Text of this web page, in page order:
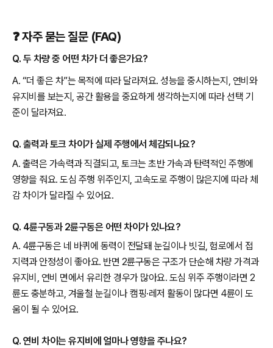
❓ 자주 묻는 질문 (FAQ)
Q. 두 차량 중 어떤 차가 더 좋은가요?
A. “더 좋은 차”는 목적에 따라 달라져요. 성능을 중시하는지, 연비와
유지비를 보는지, 공간 활용을 중요하게 생각하는지에 따라 선택 기
준이 달라져요.
Q. 출력과 토크 차이가 실제 주행에서 체감되나요?
A. 출력은 가속력과 직결되고, 토크는 초반 가속과 탄력적인 주행에
영향을 줘요. 도심 주행 위주인지, 고속도로 주행이 많은지에 따라 체
감 차이가 달라질 수 있어요.
Q. 4륜구동과 2륜구동은 어떤 차이가 있나요?
A. 4륜구동은 네 바퀴에 동력이 전달돼 눈길이나 빗길, 험로에서 접
지력과 안정성이 좋아요. 반면 2륜구동은 구조가 단순해 차량 가격과
유지비, 연비 면에서 유리한 경우가 많아요. 도심 위주 주행이라면 2
륜도 충분하고, 겨울철 눈길이나 캠핑·레저 활동이 많다면 4륜이 도
움이 될 수 있어요.
Q. 연비 차이는 유지비에 얼마나 영향을 주나요?